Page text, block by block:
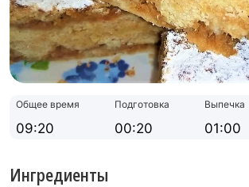
Общее время
09:20
Подготовка
00:20
Выпечка
01:00
Ингредиенты